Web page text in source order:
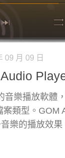
09 月 09 日
音樂播放軟體
類型。GOM
樂的播放效果